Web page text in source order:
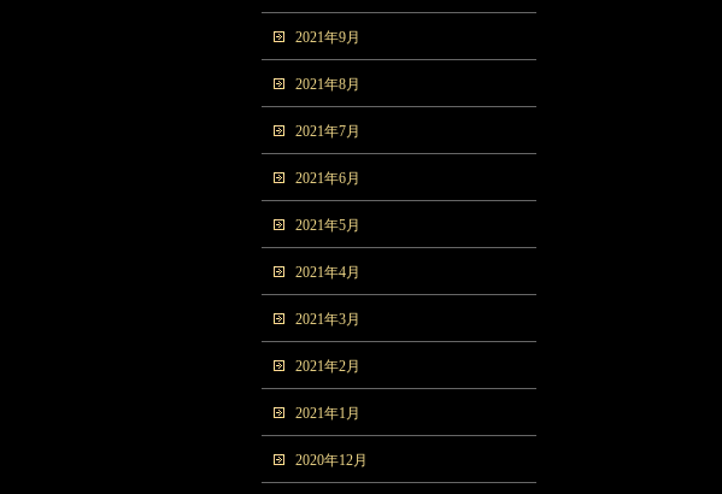
2021年9月
2021年8月
2021年7月
2021年6月
2021年5月
2021年4月
2021年3月
2021年2月
2021年1月
2020年12月